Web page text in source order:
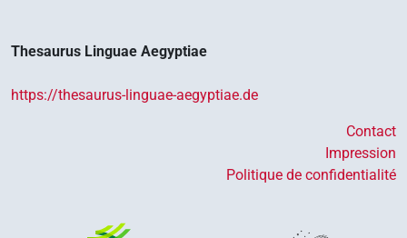
Thesaurus Linguae Aegyptiae
https://thesaurus-linguae-aegyptiae.de
Contact
Impression
Politique de confidentialité